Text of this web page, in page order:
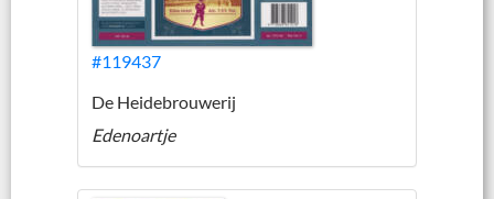
#119437
De Heidebrouwerij
Edenoartje